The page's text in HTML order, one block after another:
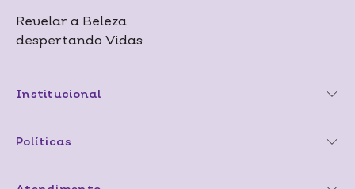
Revelar a Beleza
despertando Vidas
Institucional
Políticas